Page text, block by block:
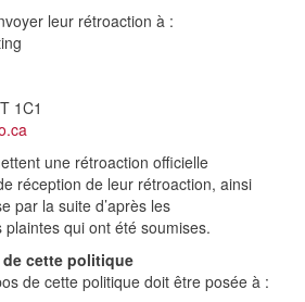
leur rétroaction à :
1C1
une rétroaction officielle
réception de leur rétroaction, ainsi
par la suite d’après les
qui ont été soumises.
cette politique
de cette politique doit être posée à :